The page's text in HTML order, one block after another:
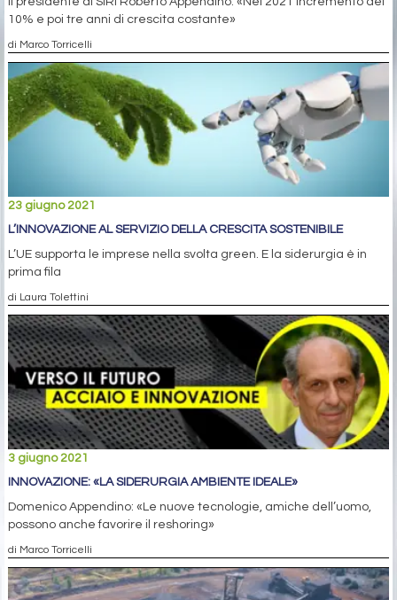
10% e poi tre anni di crescita costante»
di Marco Torricelli
23 giugno 2021
L’INNOVAZIONE AL SERVIZIO DELLA CRESCITA SOSTENIBILE
L’UE supporta le imprese nella svolta green. E la siderurgia è in
prima fila
di Laura Tolettini
3 giugno 2021
INNOVAZIONE: «LA SIDERURGIA AMBIENTE IDEALE»
Domenico Appendino: «Le nuove tecnologie, amiche dell’uomo,
possono anche favorire il reshoring»
di Marco Torricelli